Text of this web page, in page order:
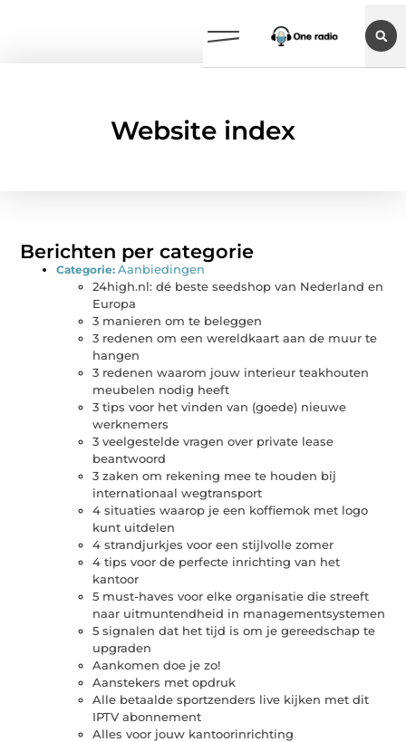
Website index
Berichten per categorie
Categorie: Aanbiedingen
24high.nl: dé beste seedshop van Nederland en
Europa
3 manieren om te beleggen
3 redenen om een wereldkaart aan de muur te
hangen
3 redenen waarom jouw interieur teakhouten
meubelen nodig heeft
3 tips voor het vinden van (goede) nieuwe
werknemers
3 veelgestelde vragen over private lease
beantwoord
3 zaken om rekening mee te houden bij
internationaal wegtransport
4 situaties waarop je een koffiemok met logo
kunt uitdelen
4 strandjurkjes voor een stijlvolle zomer
4 tips voor de perfecte inrichting van het
kantoor
5 must-haves voor elke organisatie die streeft
naar uitmuntendheid in managementsystemen
5 signalen dat het tijd is om je gereedschap te
upgraden
Aankomen doe je zo!
Aanstekers met opdruk
Alle betaalde sportzenders live kijken met dit
IPTV abonnement
Alles voor jouw kantoorinrichting